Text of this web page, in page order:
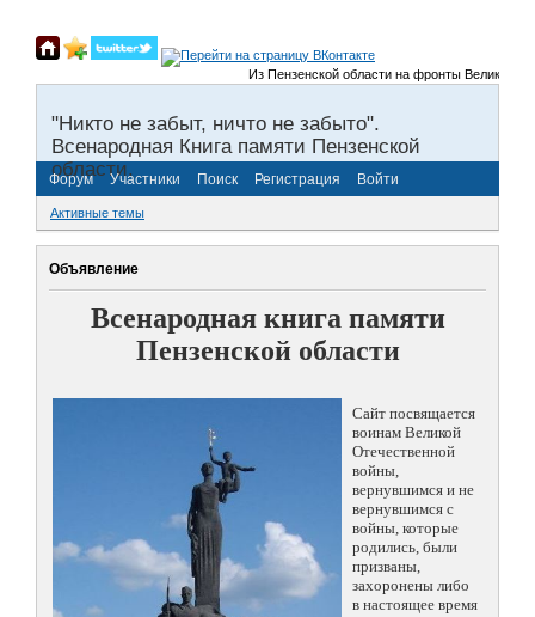
Из Пензенской области на фронты Великой
"Никто не забыт, ничто не забыто".
Всенародная Книга памяти Пензенской
области.
Форум Участники Поиск Регистрация Войти
Активные темы
Объявление
Всенародная книга памяти
Пензенской области
Сайт посвящается
воинам Великой
Отечественной
войны,
вернувшимся и не
вернувшимся с
войны, которые
родились, были
призваны,
захоронены либо
в настоящее время